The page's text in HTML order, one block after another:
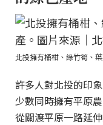
北投擁有桶柑、綠竹筍、
許多人對北投的印
少數同時擁有平原
從關渡平原一路延